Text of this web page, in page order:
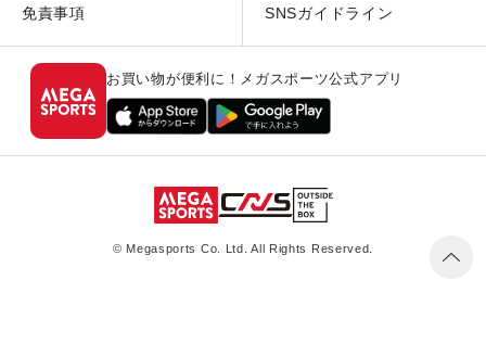
免責事項 SNSガイドライン
お買い物が便利に！メガスポーツ公式アプリ
© Megasports Co. Ltd. All Rights Reserved.